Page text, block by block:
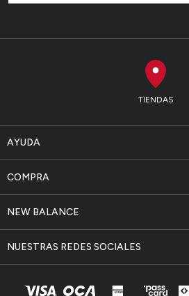
TIENDAS
AYUDA
NEW BALANCE
COMPRA
NUESTRAS REDES SOCIALES